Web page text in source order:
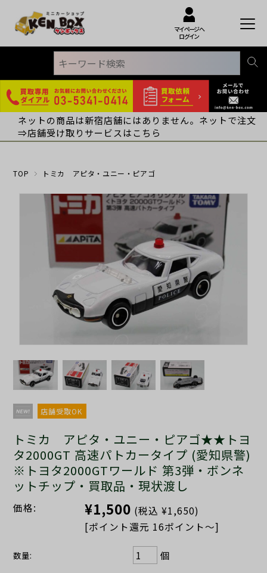
マイページへ
ログイン
ネットの商品は新宿店舗にはありません。ネットで注文
⇒店舗受け取りサービスはこちら
TOP トミカ アピタ・ユニー・ピアゴ
店舗受取OK
トミカ アピタ・ユニー・ピアゴ★★トヨ
タ2000GT 高速パトカータイプ (愛知県警)
※トヨタ2000GTワールド 第3弾・ボンネ
ットチップ・買取品・現状渡し
価格: ¥1,500 (税込 ¥1,650)
[ポイント還元 16ポイント～]
数量: 個